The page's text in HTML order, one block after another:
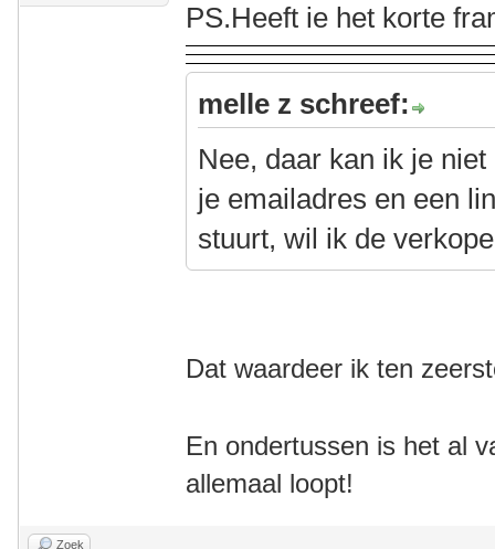
PS.Heeft ie het korte
melle z schreef:
Nee, daar kan ik je
je emailadres en een
stuurt, wil ik de
Dat waardeer ik ten
En ondertussen is het al
allemaal loopt!
Zoek